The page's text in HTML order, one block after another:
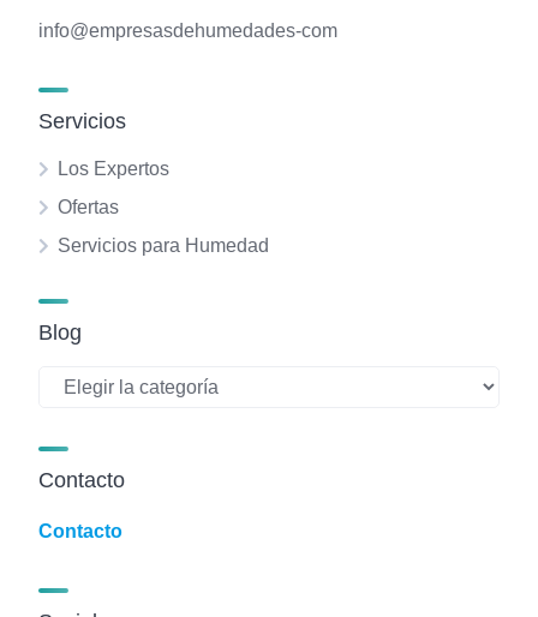
info@empresasdehumedades-com
Servicios
Los Expertos
Ofertas
Servicios para Humedad
Blog
Blog
Contacto
Contacto